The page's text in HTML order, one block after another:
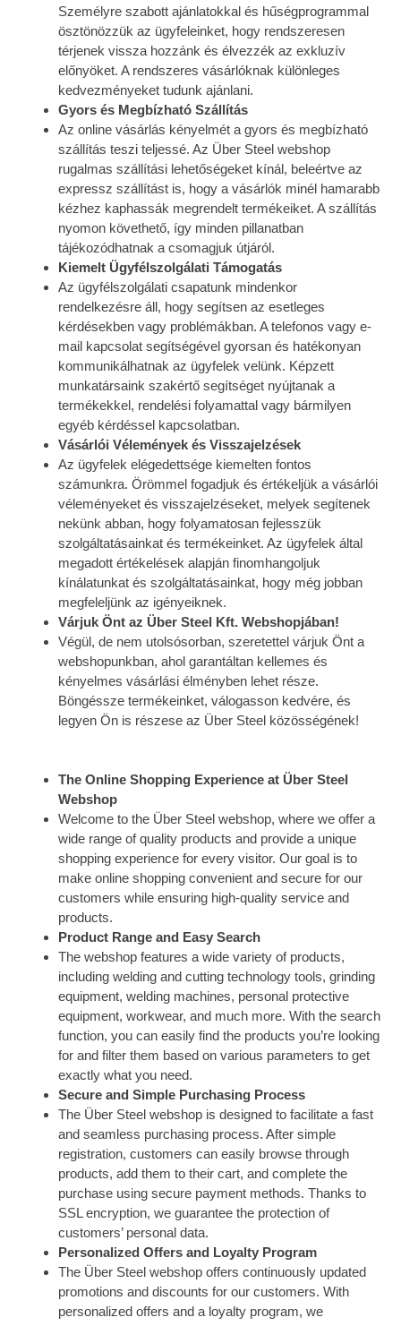
Személyre szabott ajánlatokkal és hűségprogrammal
ösztönözzük az ügyfeleinket, hogy rendszeresen
térjenek vissza hozzánk és élvezzék az exkluzív
előnyöket. A rendszeres vásárlóknak különleges
kedvezményeket tudunk ajánlani.
Gyors és Megbízható Szállítás
Az online vásárlás kényelmét a gyors és megbízható
szállítás teszi teljessé. Az Über Steel webshop
rugalmas szállítási lehetőségeket kínál, beleértve az
expressz szállítást is, hogy a vásárlók minél hamarabb
kézhez kaphassák megrendelt termékeiket. A szállítás
nyomon követhető, így minden pillanatban
tájékozódhatnak a csomagjuk útjáról.
Kiemelt Ügyfélszolgálati Támogatás
Az ügyfélszolgálati csapatunk mindenkor
rendelkezésre áll, hogy segítsen az esetleges
kérdésekben vagy problémákban. A telefonos vagy e-
mail kapcsolat segítségével gyorsan és hatékonyan
kommunikálhatnak az ügyfelek velünk. Képzett
munkatársaink szakértő segítséget nyújtanak a
termékekkel, rendelési folyamattal vagy bármilyen
egyéb kérdéssel kapcsolatban.
Vásárlói Vélemények és Visszajelzések
Az ügyfelek elégedettsége kiemelten fontos
számunkra. Örömmel fogadjuk és értékeljük a vásárlói
véleményeket és visszajelzéseket, melyek segítenek
nekünk abban, hogy folyamatosan fejlesszük
szolgáltatásainkat és termékeinket. Az ügyfelek által
megadott értékelések alapján finomhangoljuk
kínálatunkat és szolgáltatásainkat, hogy még jobban
megfeleljünk az igényeiknek.
Várjuk Önt az Über Steel Kft. Webshopjában!
Végül, de nem utolsósorban, szeretettel várjuk Önt a
webshopunkban, ahol garantáltan kellemes és
kényelmes vásárlási élményben lehet része.
Böngéssze termékeinket, válogasson kedvére, és
legyen Ön is részese az Über Steel közösségének!
The Online Shopping Experience at Über Steel
Webshop
Welcome to the Über Steel webshop, where we offer a
wide range of quality products and provide a unique
shopping experience for every visitor. Our goal is to
make online shopping convenient and secure for our
customers while ensuring high-quality service and
products.
Product Range and Easy Search
The webshop features a wide variety of products,
including welding and cutting technology tools, grinding
equipment, welding machines, personal protective
equipment, workwear, and much more. With the search
function, you can easily find the products you’re looking
for and filter them based on various parameters to get
exactly what you need.
Secure and Simple Purchasing Process
The Über Steel webshop is designed to facilitate a fast
and seamless purchasing process. After simple
registration, customers can easily browse through
products, add them to their cart, and complete the
purchase using secure payment methods. Thanks to
SSL encryption, we guarantee the protection of
customers’ personal data.
Personalized Offers and Loyalty Program
The Über Steel webshop offers continuously updated
promotions and discounts for our customers. With
personalized offers and a loyalty program, we